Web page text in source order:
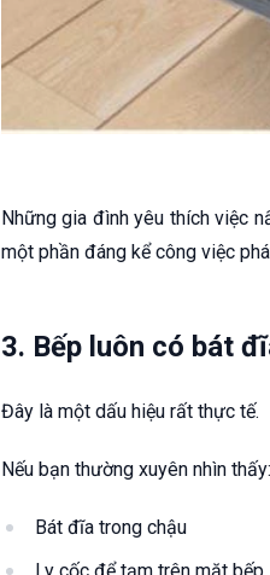
Những gia đình yêu thích việc
một phần đáng kể công việc
3. Bếp luôn có bát
Đây là một dấu hiệu rất thực tế.
Nếu bạn thường xuyên nhìn thấy:
Bát đĩa trong chậu
Ly cốc để tạm trên mặt bếp